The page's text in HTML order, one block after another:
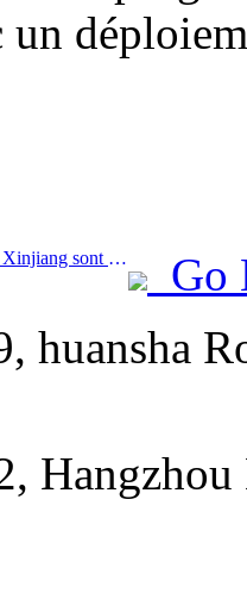
un
Prev:Les trains touristiques du Xinjiang sont en plein essor, stimulant l'économie culturelle et touristique
Go
huansha